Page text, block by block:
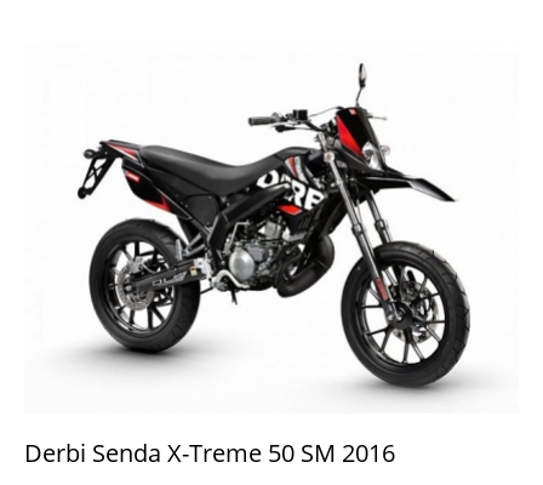
Derbi Senda X-Treme 50 SM 2016